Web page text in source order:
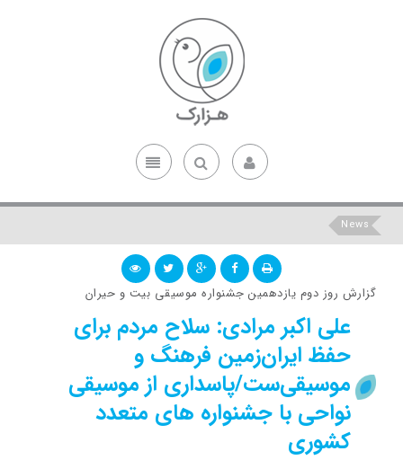
News
گزارش روز دوم یازدهمین جشنواره موسیقی بیت و حیران
علی اکبر مرادی: سلاح مردم برای
حفظ ایران‌زمین فرهنگ و
موسیقی‌ست/پاسداری از موسیقی
نواحی با جشنواره های متعدد
کشوری